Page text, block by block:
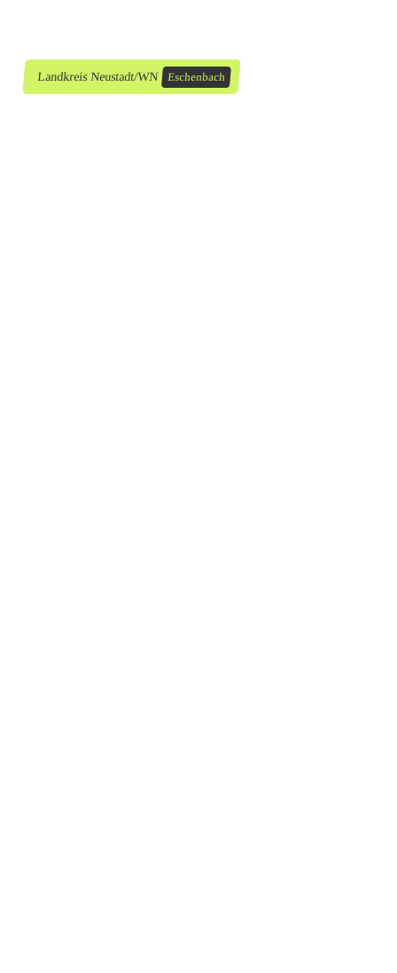
Landkreis Neustadt/WN Eschenbach